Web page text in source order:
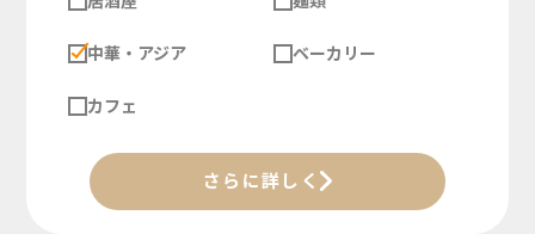
中華・アジア ベーカリー
カフェ
さらに詳しく